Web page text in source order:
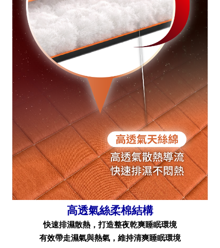
高透氣絲柔棉結構
快速排濕散熱，打造整夜乾爽睡眠環境
有效帶走濕氣與熱氣，維持清爽睡眠環境